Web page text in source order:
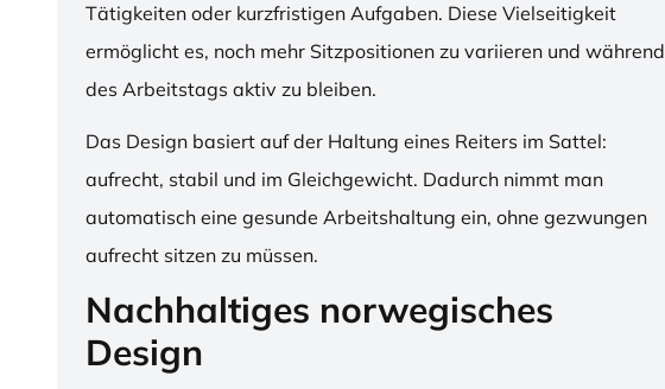
Tätigkeiten oder kurzfristigen Aufgaben. Diese Vielseitigkeit
ermöglicht es, noch mehr Sitzpositionen zu variieren und während
des Arbeitstags aktiv zu bleiben.
Das Design basiert auf der Haltung eines Reiters im Sattel:
aufrecht, stabil und im Gleichgewicht. Dadurch nimmt man
automatisch eine gesunde Arbeitshaltung ein, ohne gezwungen
aufrecht sitzen zu müssen.
Nachhaltiges norwegisches
Design